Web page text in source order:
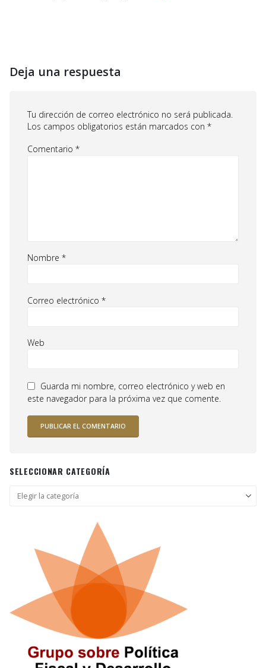
Deja una respuesta
Tu dirección de correo electrónico no será publicada.
Los campos obligatorios están marcados con *
Comentario *
Nombre *
Correo electrónico *
Web
Guarda mi nombre, correo electrónico y web en
este navegador para la próxima vez que comente.
SELECCIONAR CATEGORÍA
Seleccionar
categoría